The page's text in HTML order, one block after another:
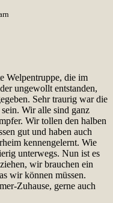
Welpentruppe, die im
ungewollt entstanden,
Sehr traurig war die
Wir alle sind ganz
Wir tollen den halben
gut und haben auch
kennengelernt. Wie
unterwegs. Nun ist es
wir brauchen ein
wir können müssen.
Zuhause, gerne auch